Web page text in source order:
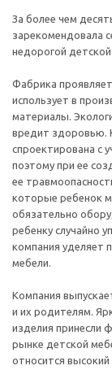
За более чем
зарекомендовала
недорогой
Фабрика
использует в
материалы.
вредит здоровью.
спроектирована с
поэтому при ее
ее
которые ребенок
обязательно
ребенку случайно
компания уделяет
мебели.
Компания
и их родителям.
изделия принесли
рынке детской
относится высокий